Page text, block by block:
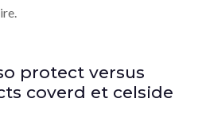
protect versus
coverd et celside